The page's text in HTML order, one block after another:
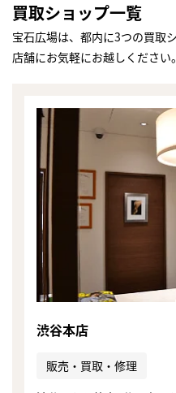
買取ショップ一覧
宝石広場は、都内に3つの買取
店舗にお気軽にお越しください。
渋谷本店
販売・買取・修理